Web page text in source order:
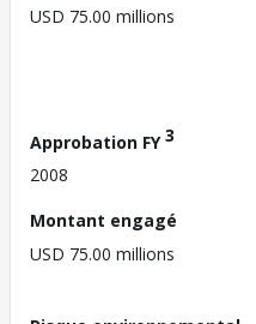
USD 75.00 millions
Approbation FY3
2008
Montant engagé
USD 75.00 millions